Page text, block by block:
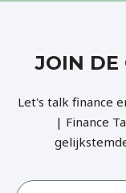
JOIN DE
Let's talk finance
| Finance